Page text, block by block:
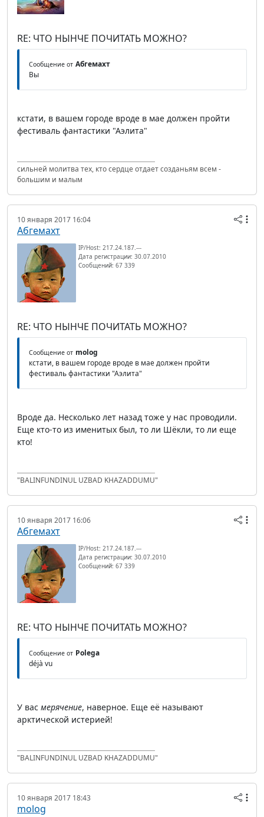
RE: ЧТО НЫНЧЕ ПОЧИТАТЬ МОЖНО?
Сообщение от Абгемахт
Вы
кстати, в вашем городе вроде в мае должен пройти
фестиваль фантастики "Аэлита"
сильней молитва тех, кто сердце отдает созданьям всем -
большим и малым
10 января 2017 16:04
Абгемахт
IP/Host: 217.24.187.---
Дата регистрации: 30.07.2010
Сообщений: 67 339
RE: ЧТО НЫНЧЕ ПОЧИТАТЬ МОЖНО?
Сообщение от molog
кстати, в вашем городе вроде в мае должен пройти
фестиваль фантастики "Аэлита"
Вроде да. Несколько лет назад тоже у нас проводили.
Еще кто-то из именитых был, то ли Шёкли, то ли еще
кто!
"BALINFUNDINUL UZBAD KHAZADDUMU"
10 января 2017 16:06
Абгемахт
IP/Host: 217.24.187.---
Дата регистрации: 30.07.2010
Сообщений: 67 339
RE: ЧТО НЫНЧЕ ПОЧИТАТЬ МОЖНО?
Сообщение от Polega
déjà vu
У вас мерячение, наверное. Еще её называют
арктической истерией!
"BALINFUNDINUL UZBAD KHAZADDUMU"
10 января 2017 18:43
molog